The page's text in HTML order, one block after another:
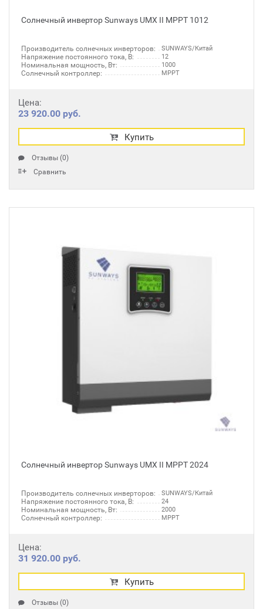
Солнечный инвертор Sunways UMX II MPPT 1012
Производитель солнечных инверторов: SUNWAYS/Китай
Напряжение постоянного тока, В: 12
Номинальная мощность, Вт: 1000
Солнечный контроллер: MPPT
Цена:
23 920.00 руб.
Купить
Отзывы (0)
Сравнить
Солнечный инвертор Sunways UMX II MPPT 2024
Производитель солнечных инверторов: SUNWAYS/Китай
Напряжение постоянного тока, В: 24
Номинальная мощность, Вт: 2000
Солнечный контроллер: MPPT
Цена:
31 920.00 руб.
Купить
Отзывы (0)